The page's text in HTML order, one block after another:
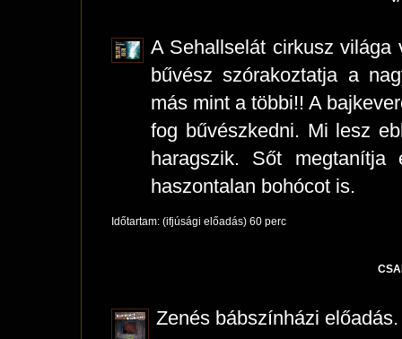
A Sehallselát cirkusz világa
bűvész szórakoztatja a
más mint a többi!! A
fog bűvészkedni. Mi lesz
haragszik. Sőt
haszontalan bohócot is.
Időtartam: (ifjúsági előadás) 60 perc
Zenés bábszínházi előadás.